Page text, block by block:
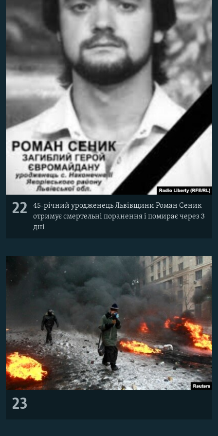
22
45-річний уродженець Львівщини Роман Сеник
отримує смертельні поранення і помирає через 3
дні
23